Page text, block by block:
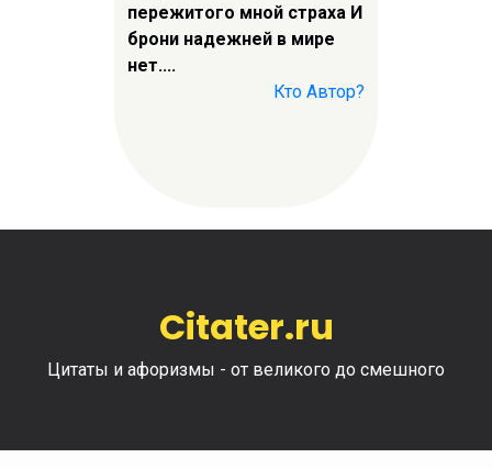
пережитого мной страха И
брони надежней в мире
нет....
Кто Автор?
Citater.ru
Цитаты и афоризмы - от великого до смешного